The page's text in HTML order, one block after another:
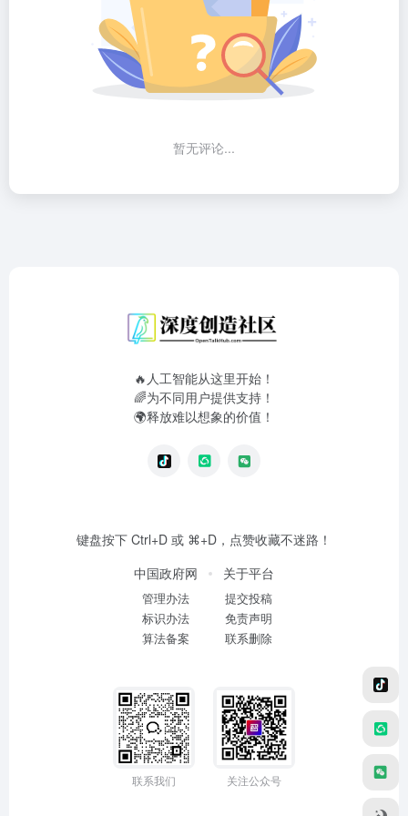
暂无评论...
🔥人工智能从这里开始！
🌈为不同用户提供支持！
🌍释放难以想象的价值！
键盘按下 Ctrl+D 或 ⌘+D，点赞收藏不迷路！
中国政府网
管理办法
标识办法
算法备案
关于平台
提交投稿
免责声明
联系删除
联系我们 关注公众号